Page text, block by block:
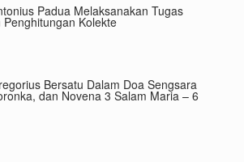
Padua Melaksanakan Tugas
Kolekte
Bersatu Dalam Doa Sengsara
dan Novena 3 Salam Maria – 6